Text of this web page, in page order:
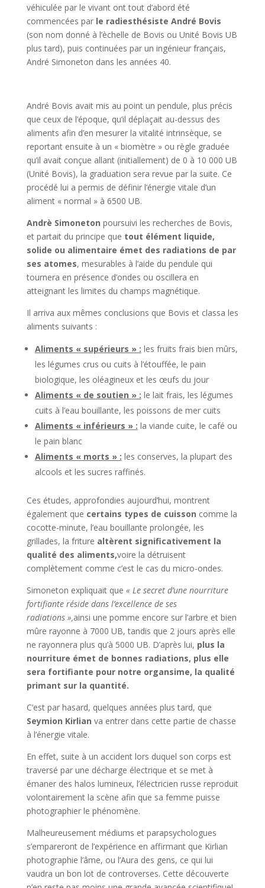
véhiculée par le vivant ont tout d’abord été
commencées par le radiesthésiste André Bovis
(son nom donné à l’èchelle de Bovis ou Unité Bovis UB
plus tard), puis continuées par un ingénieur français,
André Simoneton dans les années 40.
André Bovis avait mis au point un pendule, plus précis
que ceux de l’époque, qu’il déplaçait au-dessus des
aliments afin d’en mesurer la vitalité intrinsèque, se
reportant ensuite à un « biomètre » ou règle graduée
qu’il avait conçue allant (initiallement) de 0 à 10 000 UB
(Unité Bovis), la graduation sera revue par la suite. Ce
procédé lui a permis de définir l’énergie vitale d’un
aliment « normal » à 6500 UB.
Andrè Simoneton poursuivi les recherches de Bovis,
et partait du principe que tout élément liquide,
solide ou alimentaire émet des radiations de par
ses atomes, mesurables à l’aide du pendule qui
tournera en présence d’ondes ou oscillera en
atteignant les limites du champs magnétique.
Il arriva aux mêmes conclusions que Bovis et classa les
aliments suivants :
Aliments « supérieurs » : les fruits frais bien mûrs,
les légumes crus ou cuits à l’étouffée, le pain
biologique, les oléagineux et les œufs du jour
Aliments « de soutien » : le lait frais, les légumes
cuits à l’eau bouillante, les poissons de mer cuits
Aliments « inférieurs » : la viande cuite, le café ou
le pain blanc
Aliments « morts » : les conserves, la plupart des
alcools et les sucres raffinés.
Ces études, approfondies aujourd’hui, montrent
également que certains types de cuisson comme la
cocotte-minute, l’eau bouillante prolongée, les
grillades, la friture altèrent significativement la
qualité des aliments,voire la détruisent
complètement comme c’est le cas du micro-ondes.
Simoneton expliquait que « Le secret d’une nourriture
fortifiante réside dans l’excellence de ses
radiations »,ainsi une pomme encore sur l’arbre et bien
mûre rayonne à 7000 UB, tandis que 2 jours après elle
ne rayonnera plus qu’à 5000 UB. D’après lui, plus la
nourriture émet de bonnes radiations, plus elle
sera fortifiante pour notre organsime, la qualité
primant sur la quantité.
C’est par hasard, quelques années plus tard, que
Seymion Kirlian va entrer dans cette partie de chasse
à l’énergie vitale.
En effet, suite à un accident lors duquel son corps est
traversé par une décharge électrique et se met à
émaner des halos lumineux, l’électricien russe reproduit
volontairement la scène afin que sa femme puisse
photographier le phénomène.
Malheureusement médiums et parapsychologues
s’empareront de l’expérience en affirmant que Kirlian
photographie l’âme, ou l’Aura des gens, ce qui lui
vaudra un bon lot de controverses. Cette découverte